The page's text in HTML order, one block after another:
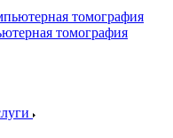
томография
томография